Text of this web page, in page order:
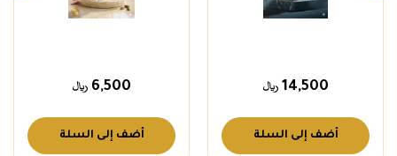
14,500
أضف إلى السلة
6,500
أضف إلى السلة